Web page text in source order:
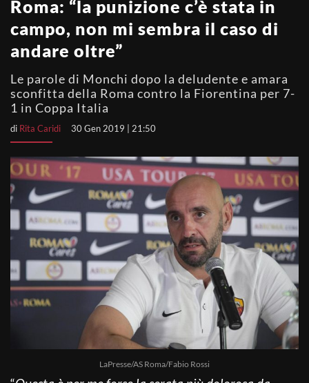
Roma: “la punizione c’è stata in
campo, non mi sembra il caso di
andare oltre”
Le parole di Monchi dopo la deludente e amara
sconfitta della Roma contro la Fiorentina per 7-
1 in Coppa Italia
di Rita Caridi 30 Gen 2019 | 21:50
LaPresse/AS Roma/Fabio Rossi